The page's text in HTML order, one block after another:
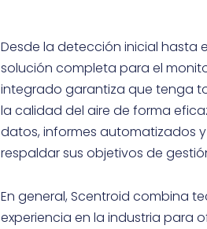
fuente
orgánicos
diversos
extracción,
petróleo
Desde la detección inicial hasta
solución completa para el
integrado garantiza que tenga
la calidad del aire de forma
datos, informes automatizados
respaldar sus objetivos de
En general, Scentroid combina
experiencia en la industria para